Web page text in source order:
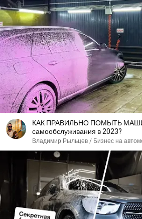
КАК ПРАВИЛЬНО ПОМЫТЬ
самообслуживания в 2023?
Владимир Рыльцев / Бизнес на